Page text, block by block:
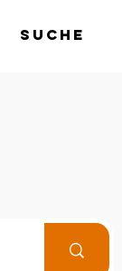
Suche